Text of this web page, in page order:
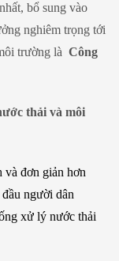
bổ sung vào
nghiêm trọng tới
trường là Công
thải và môi
và đơn giản hơn
người dân
xử lý nước thải